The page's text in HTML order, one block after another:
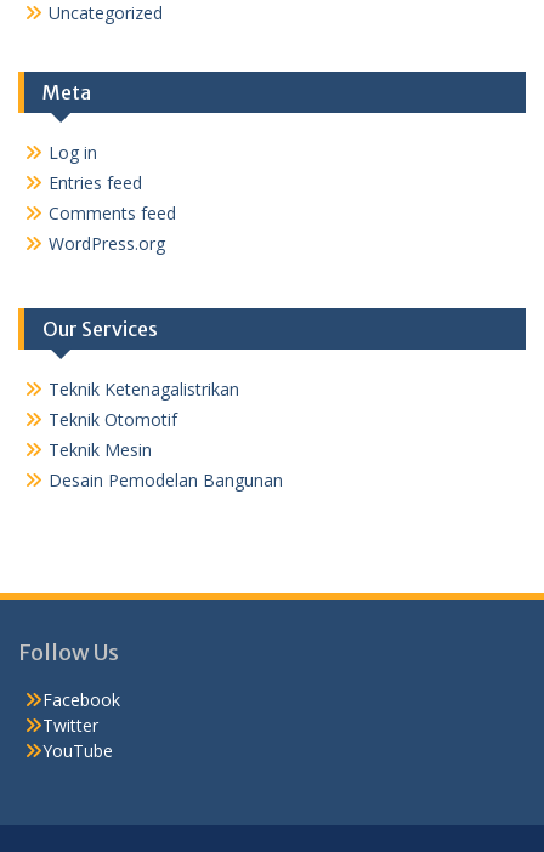
Uncategorized
Meta
Log in
Entries feed
Comments feed
WordPress.org
Our Services
Teknik Ketenagalistrikan
Teknik Otomotif
Teknik Mesin
Desain Pemodelan Bangunan
Follow Us
Facebook
Twitter
YouTube